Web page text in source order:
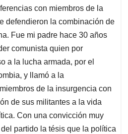
con miembros de la
defendieron la combinación de
Fue mi padre hace 30 años
comunista quien por
a la lucha armada, por el
y llamó a la
de la insurgencia con
de sus militantes a la vida
Con una convicción muy
partido la tésis que la política